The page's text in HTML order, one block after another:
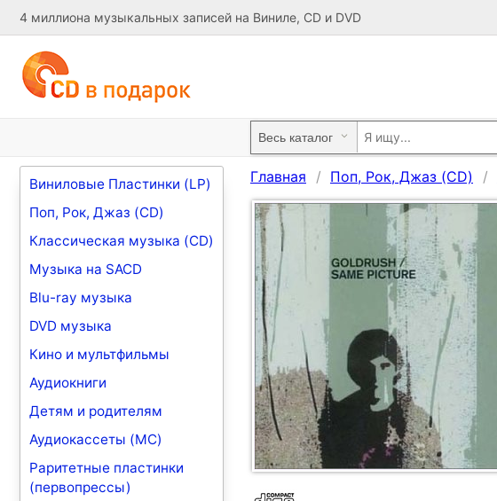
4 миллиона музыкальных записей на Виниле, CD и DVD
Виниловые Пластинки (LP)
Поп, Рок, Джаз (CD)
Классическая музыка (CD)
Музыка на SACD
Blu-ray музыка
DVD музыка
Кино и мультфильмы
Аудиокниги
Детям и родителям
Аудиокассеты (MC)
Раритетные пластинки
(первопрессы)
Главная Поп, Рок, Джаз (CD)